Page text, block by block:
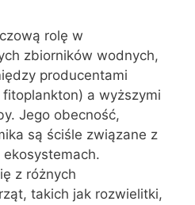
rolę w
zbiorników wodnych,
producentami
fitoplankton) a wyższymi
Jego obecność,
są ściśle związane z
z różnych
takich jak rozwielitki,